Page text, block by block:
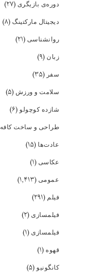
دوره‌ی بازیگری (۲۷)
دیجیتال مارکتینگ (۸)
روانشناسی (۲۱)
زبان (۹)
سفر (۳۵)
سلامت و ورزش (۵)
شازده کوچولو(۶)
طراحی و ساخت کافه
عادت‌ها (۱۵)
عکاسی (۱)
عمومی (۱,۴۱۳)
فیلم (۲۹۱)
فیلمسازی (۲)
فیلمسازی (۱)
قهوه (۱)
کانگونیو(۵)